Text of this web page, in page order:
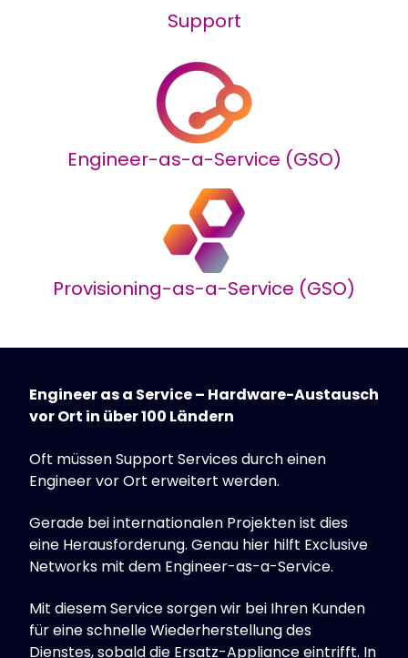
Support
Engineer-as-a-Service (GSO)
Provisioning-as-a-Service (GSO)
Engineer as a Service – Hardware-Austausch
vor Ort in über 100 Ländern
Oft müssen Support Services durch einen
Engineer vor Ort erweitert werden.
Gerade bei internationalen Projekten ist dies
eine Herausforderung. Genau hier hilft Exclusive
Networks mit dem Engineer-as-a-Service.
Mit diesem Service sorgen wir bei Ihren Kunden
für eine schnelle Wiederherstellung des
Dienstes, sobald die Ersatz-Appliance eintrifft. In